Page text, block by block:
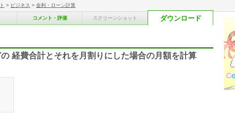
> ビジネス > 金利・ローン計算
コメント・評価 スクリーンショット ダウンロード
経費合計とそれを月割りにした場合の月額を計算